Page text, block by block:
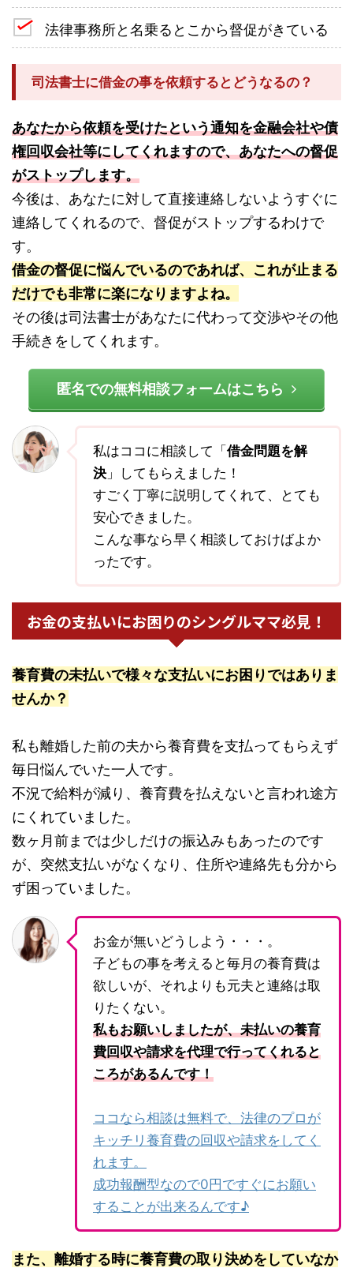
法律事務所と名乗るとこから督促がきている
司法書士に借金の事を依頼するとどうなるの？
あなたから依頼を受けたという通知を金融会社や債
権回収会社等にしてくれますので、あなたへの督促
がストップします。
今後は、あなたに対して直接連絡しないようすぐに
連絡してくれるので、督促がストップするわけで
す。
借金の督促に悩んでいるのであれば、これが止まる
だけでも非常に楽になりますよね。
その後は司法書士があなたに代わって交渉やその他
手続きをしてくれます。
匿名での無料相談フォームはこちら
私はココに相談して「借金問題を解
決」してもらえました！
すごく丁寧に説明してくれて、とても
安心できました。
こんな事なら早く相談しておけばよか
ったです。
お金の支払いにお困りのシングルママ必見！
養育費の未払いで様々な支払いにお困りではありま
せんか？
私も離婚した前の夫から養育費を支払ってもらえず
毎日悩んでいた一人です。
不況で給料が減り、養育費を払えないと言われ途方
にくれていました。
数ヶ月前までは少しだけの振込みもあったのです
が、突然支払いがなくなり、住所や連絡先も分から
ず困っていました。
お金が無いどうしよう・・・。
子どもの事を考えると毎月の養育費は
欲しいが、それよりも元夫と連絡は取
りたくない。
私もお願いしましたが、未払いの養育
費回収や請求を代理で行ってくれると
ころがあるんです！
ココなら相談は無料で、法律のプロが
キッチリ養育費の回収や請求をしてく
れます。
成功報酬型なので0円ですぐにお願い
することが出来るんです♪
また、離婚する時に養育費の取り決めをしていなか